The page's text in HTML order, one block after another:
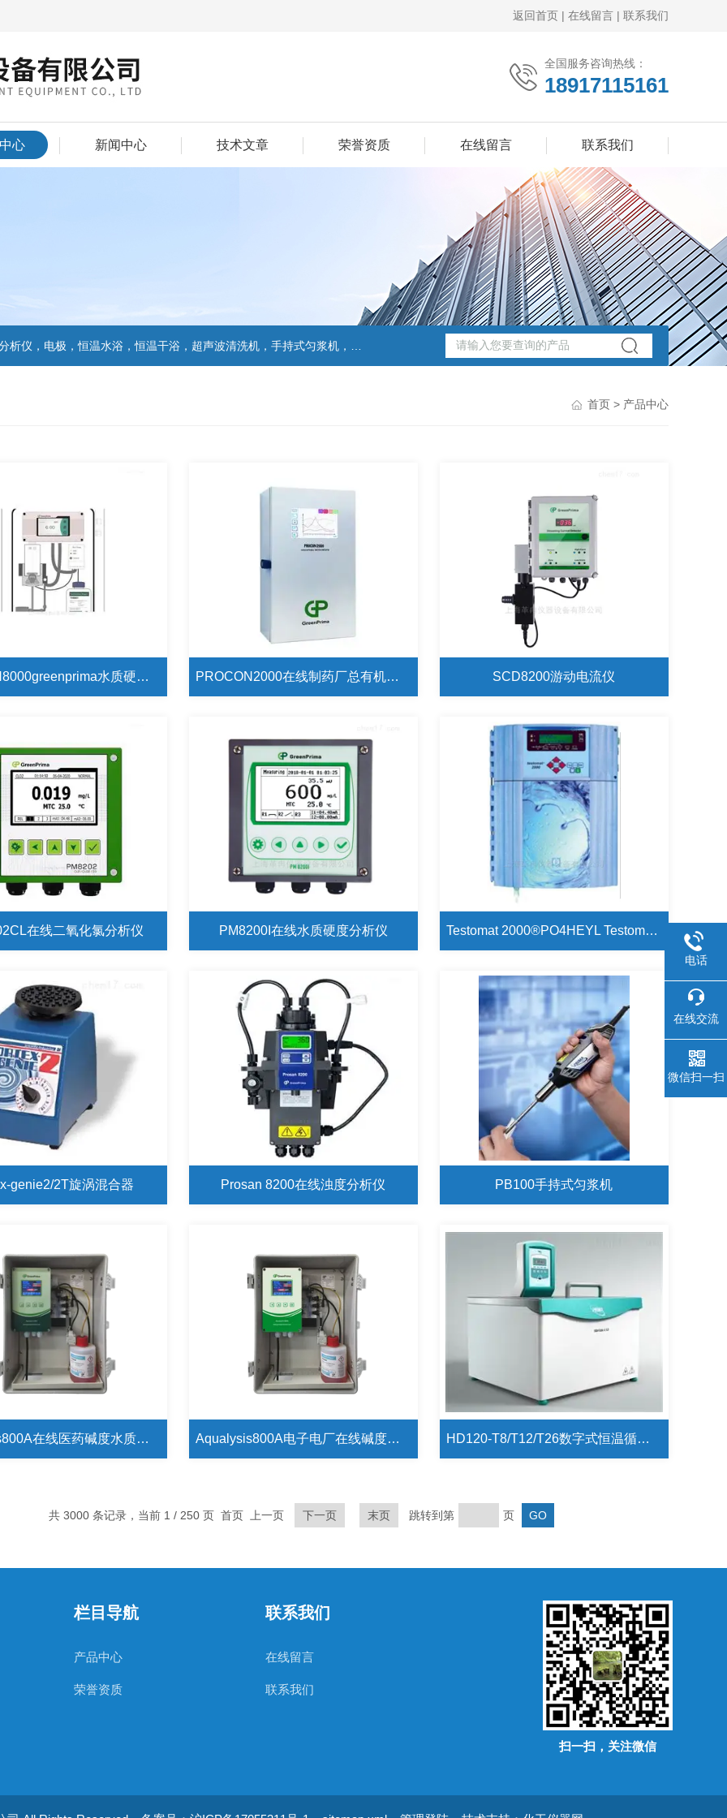
返回首页 | 在线留言 | 联系我们
全国服务咨询热线：
18917115161
心 新闻中心 技术文章 荣誉资质 在线留言 联系我们
电极，恒温水浴，恒温干浴，超声波清洗机，手持式匀浆机，匀浆分散机,
首页 > 产品中心
PROCON8000greenprima水质硬度分析仪 PROCON2000在线制药厂总有机碳\TOC水质分析仪 SCD8200游动电流仪
在线二氧化氯分析仪 PM8200I在线水质硬度分析仪 Testomat 2000®PO4HEYL Testomat 2000®PO4正磷酸盐分析仪
genie2/2T旋涡混合器 Prosan 8200在线浊度分析仪 PB100手持式匀浆机
Aqualysis800A在线医药碱度水质分析仪 Aqualysis800A电子电厂在线碱度分析仪 HD120-T8/T12/T26数字式恒温循环水浴
共 3000 条记录，当前 1 / 250 页 首页 上一页 下一页 末页 跳转到第 页
栏目导航
产品中心
荣誉资质
联系我们
在线留言
联系我们
扫一扫，关注微信
电话
在线交流
微信扫一扫